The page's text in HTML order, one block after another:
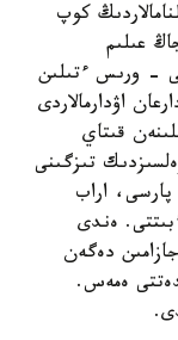
كوپ
عىلىم
- ورىس ءتىلىن
اۋدارمالاردى
قىتاي
تىزگىنى
پارسى، اراب
ەندى
دەگەن
ەمەس.